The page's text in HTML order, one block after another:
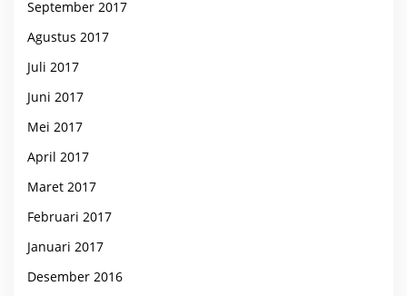
September 2017
Agustus 2017
Juli 2017
Juni 2017
Mei 2017
April 2017
Maret 2017
Februari 2017
Januari 2017
Desember 2016